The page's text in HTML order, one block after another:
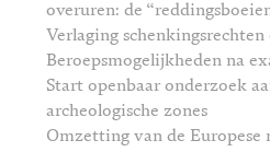
overuren: de
Verlaging
Beroepsmogelijkheden na
Start openbaar onderzoek
archeologische zones
Omzetting van de Europese